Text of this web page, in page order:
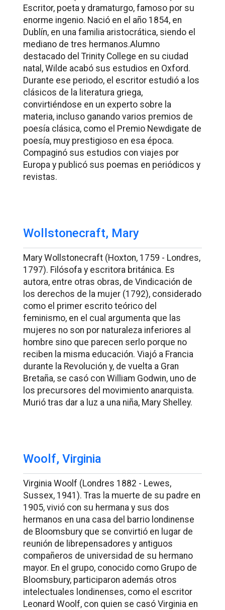
Escritor, poeta y dramaturgo, famoso por su
enorme ingenio. Nació en el año 1854, en
Dublín, en una familia aristocrática, siendo el
mediano de tres hermanos.Alumno
destacado del Trinity College en su ciudad
natal, Wilde acabó sus estudios en Oxford.
Durante ese periodo, el escritor estudió a los
clásicos de la literatura griega,
convirtiéndose en un experto sobre la
materia, incluso ganando varios premios de
poesía clásica, como el Premio Newdigate de
poesía, muy prestigioso en esa época.
Compaginó sus estudios con viajes por
Europa y publicó sus poemas en periódicos y
revistas.
Wollstonecraft, Mary
Mary Wollstonecraft (Hoxton, 1759 - Londres,
1797). Filósofa y escritora británica. Es
autora, entre otras obras, de Vindicación de
los derechos de la mujer (1792), considerado
como el primer escrito teórico del
feminismo, en el cual argumenta que las
mujeres no son por naturaleza inferiores al
hombre sino que parecen serlo porque no
reciben la misma educación. Viajó a Francia
durante la Revolución y, de vuelta a Gran
Bretaña, se casó con William Godwin, uno de
los precursores del movimiento anarquista.
Murió tras dar a luz a una niña, Mary Shelley.
Woolf, Virginia
Virginia Woolf (Londres 1882 - Lewes,
Sussex, 1941). Tras la muerte de su padre en
1905, vivió con su hermana y sus dos
hermanos en una casa del barrio londinense
de Bloomsbury que se convirtió en lugar de
reunión de librepensadores y antiguos
compañeros de universidad de su hermano
mayor. En el grupo, conocido como Grupo de
Bloomsbury, participaron además otros
intelectuales londinenses, como el escritor
Leonard Woolf, con quien se casó Virginia en